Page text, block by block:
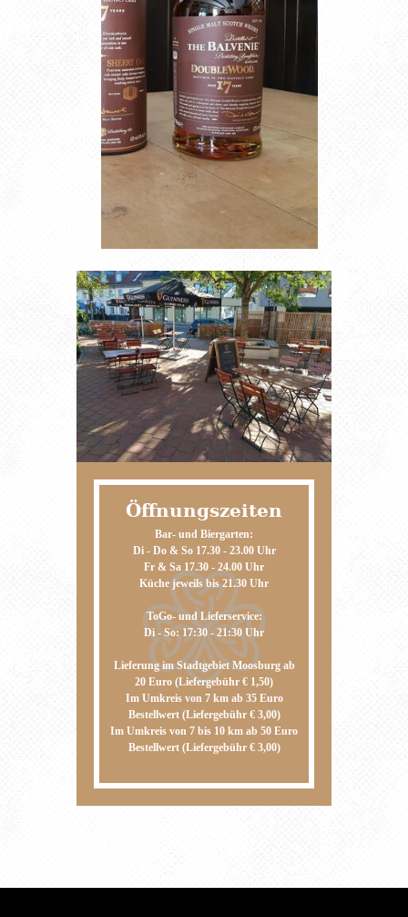
Öffnungs­zeiten
Bar- und Biergarten:
Di - Do & So 17.30 - 23.00 Uhr
Fr & Sa 17.30 - 24.00 Uhr
Küche jeweils bis 21.30 Uhr
ToGo- und Lieferservice:
Di - So: 17:30 - 21:30 Uhr
Lieferung im Stadtgebiet Moosburg ab
20 Euro (Liefergebühr € 1,50)
Im Umkreis von 7 km ab 35 Euro
Bestellwert (Liefergebühr € 3,00)
Im Umkreis von 7 bis 10 km ab 50 Euro
Bestellwert (Liefergebühr € 3,00)